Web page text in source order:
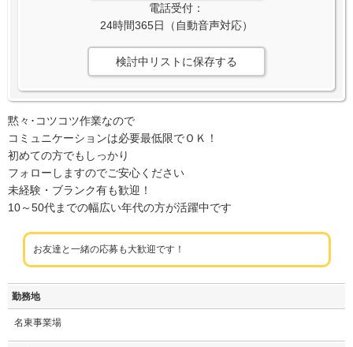
電話受付：
24時間365日（自動音声対応）
検討中リストに保存する
黙々･コツコツ作業なので
コミュニケーションは必要最低限でＯＫ！
初めての方でもしっかり
フォローしますのでご安心ください
未経験・ブランク有も歓迎！
10～50代までの幅広い年代の方が活躍中です
お友達と一緒の応募も大歓迎です！
勤務地
名東事業場